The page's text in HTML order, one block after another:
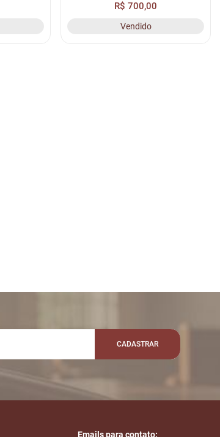
R$ 700,00
Vendido
CADASTRAR
Emails para contato: